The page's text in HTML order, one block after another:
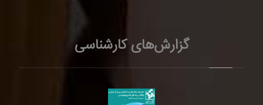
گزارش‌های کارشناسی